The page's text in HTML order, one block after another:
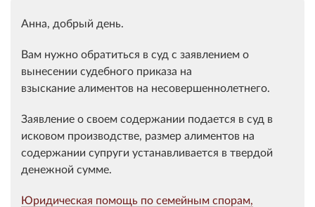
Анна, добрый день.
Вам нужно обратиться в суд с заявлением о
вынесении судебного приказа на
взыскание алиментов на несовершеннолетнего.
Заявление о своем содержании подается в суд в
исковом производстве, размер алиментов на
содержании супруги устанавливается в твердой
денежной сумме.
Юридическая помощь по семейным спорам,